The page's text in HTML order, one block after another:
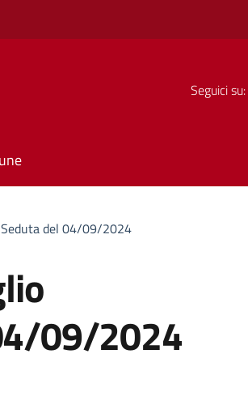
Seguici su:
del 04/09/2024
09/2024